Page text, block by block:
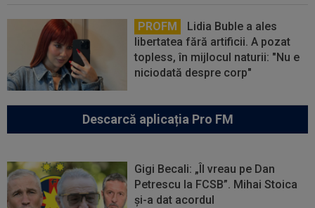
PROFM
Lidia Buble a ales
libertatea fără artificii. A pozat
topless, în mijlocul naturii: "Nu e
niciodată despre corp"
Descarcă aplicația Pro FM
Gigi Becali: „Îl vreau pe Dan
Petrescu la FCSB”. Mihai Stoica
și-a dat acordul